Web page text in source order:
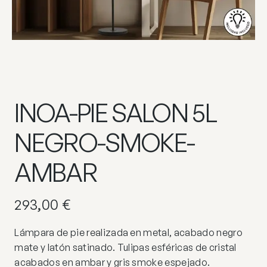
INOA-PIE SALON 5L
NEGRO-SMOKE-
AMBAR
293,00 €
Lámpara de pie realizada en metal, acabado negro
mate y latón satinado. Tulipas esféricas de cristal
acabados en ambar y gris smoke espejado.